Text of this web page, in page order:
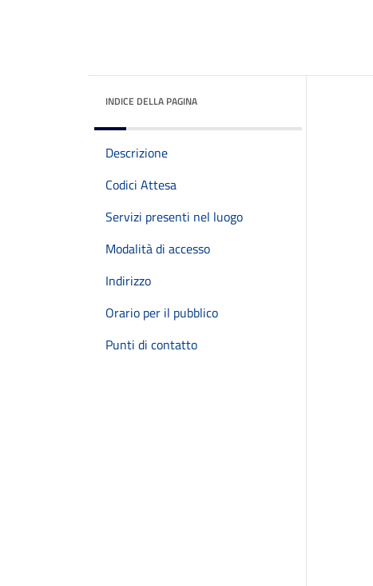
INDICE DELLA PAGINA
Descrizione
Codici Attesa
Servizi presenti nel luogo
Modalità di accesso
Indirizzo
Orario per il pubblico
Punti di contatto